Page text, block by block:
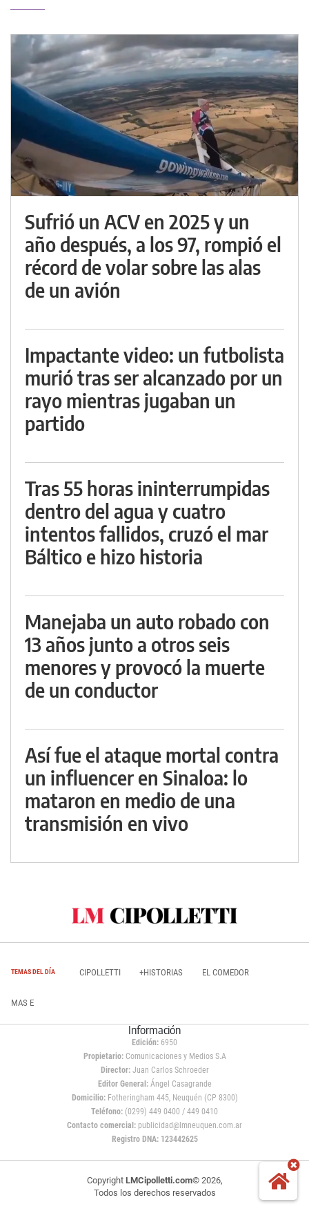
Sufrió un ACV en 2025 y un
año después, a los 97, rompió el
récord de volar sobre las alas
de un avión
Impactante video: un futbolista
murió tras ser alcanzado por un
rayo mientras jugaban un
partido
Tras 55 horas ininterrumpidas
dentro del agua y cuatro
intentos fallidos, cruzó el mar
Báltico e hizo historia
Manejaba un auto robado con
13 años junto a otros seis
menores y provocó la muerte
de un conductor
Así fue el ataque mortal contra
un influencer en Sinaloa: lo
mataron en medio de una
transmisión en vivo
TEMAS DEL DÍA CIPOLLETTI +HISTORIAS EL COMEDOR
MAS E
Información
Edición: 6950
Propietario:Comunicaciones y Medios S.A
Director: Juan Carlos Schroeder
Editor General:Ángel Casagrande
Domicilio:Fotheringham 445, Neuquén (CP 8300)
Teléfono: (0299) 449 0400 / 449 0410
Contacto comercial: publicidad@lmneuquen.com.ar
Registro DNA: 123442625
Copyright LMCipolletti.com© 2026,
Todos los derechos reservados